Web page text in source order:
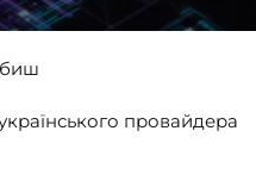
провайдера